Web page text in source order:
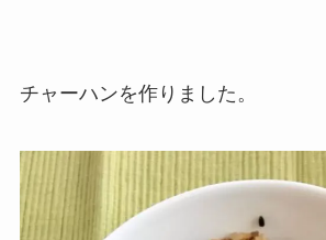
チャーハンを作りました。